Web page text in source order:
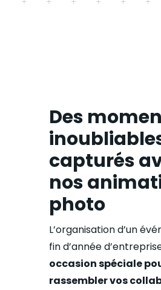
Des
capturés
nos
photo
L’organisation d’un
fin d’année
occasion spéciale
rassembler vos